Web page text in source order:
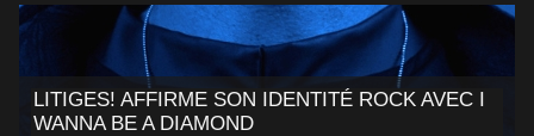
LITIGES! AFFIRME SON IDENTITÉ ROCK AVEC I
WANNA BE A DIAMOND